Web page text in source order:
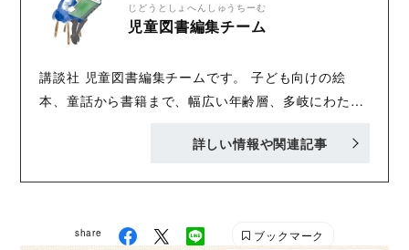
じどうとしょへんしゅうちーむ
児童図書編集チーム
講談社 児童図書編集チームです。 子ども向けの絵
本、童話から書籍まで、幅広い年齢層、多岐にわたる
Twitter :@Kodansha_jidou YA! Entertainmentの
詳しい情報や関連記事
share ブックマーク